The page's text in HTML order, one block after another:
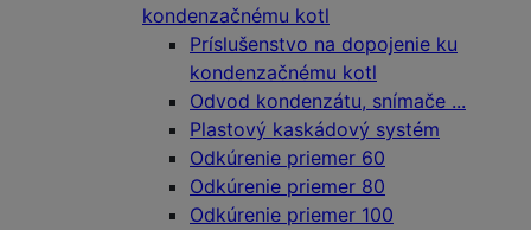
kondenzačnému kotl
Príslušenstvo na dopojenie ku
kondenzačnému kotl
Odvod kondenzátu, snímače ...
Plastový kaskádový systém
Odkúrenie priemer 60
Odkúrenie priemer 80
Odkúrenie priemer 100